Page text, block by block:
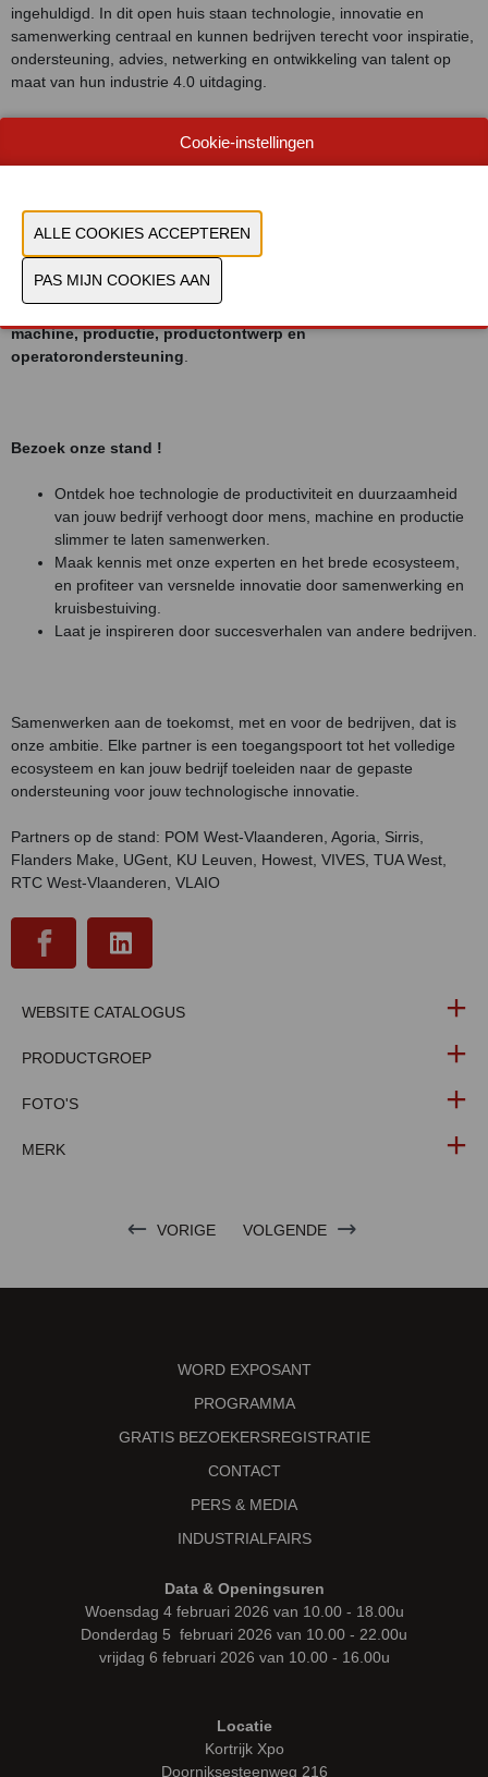
ingehuldigd. In dit open huis staan technologie, innovatie en
samenwerking centraal en kunnen bedrijven terecht voor inspiratie,
ondersteuning, advies, netwerking en ontwikkeling van talent op
maat van hun industrie 4.0 uitdaging.
wandelafstand van Howest, UGent, Flanders Make, KU Leuven,
met zwaartepunten in Kortrijk en Brugge.
Samen met de kennispartners wordt infrastructuur en expertise
opgebouwd om de bedrijven te kunnen ondersteunen met hun
machine, productie, productontwerp en
operatorondersteuning
Bezoek onze stand !
Ontdek hoe technologie de productiviteit en duurzaamheid
van jouw bedrijf verhoogt door mens, machine en productie
slimmer te laten samenwerken.
Maak kennis met onze experten en het brede ecosysteem,
en profiteer van versnelde innovatie door samenwerking en
kruisbestuiving.
Laat je inspireren door succesverhalen van andere bedrijven.
Samenwerken aan de toekomst, met en voor de bedrijven, dat is
onze ambitie. Elke partner is een toegangspoort tot het volledige
ecosysteem en kan jouw bedrijf toeleiden naar de gepaste
ondersteuning voor jouw technologische innovatie.
Partners op de stand: POM West-Vlaanderen, Agoria, Sirris,
Flanders Make, UGent, KU Leuven, Howest, VIVES, TUA West,
RTC West-Vlaanderen, VLAIO
WEBSITE CATALOGUS
PRODUCTGROEP
FOTO'S
MERK
VORIGE VOLGENDE
WORD EXPOSANT
PROGRAMMA
GRATIS BEZOEKERSREGISTRATIE
CONTACT
PERS & MEDIA
INDUSTRIALFAIRS
Data & Openingsuren
Woensdag 4 februari 2026 van 10.00 - 18.00u
Donderdag 5 februari 2026 van 10.00 - 22.00u
vrijdag 6 februari 2026 van 10.00 - 16.00u
Locatie
Kortrijk Xpo
Doorniksesteenweg 216
Cookie-instellingen